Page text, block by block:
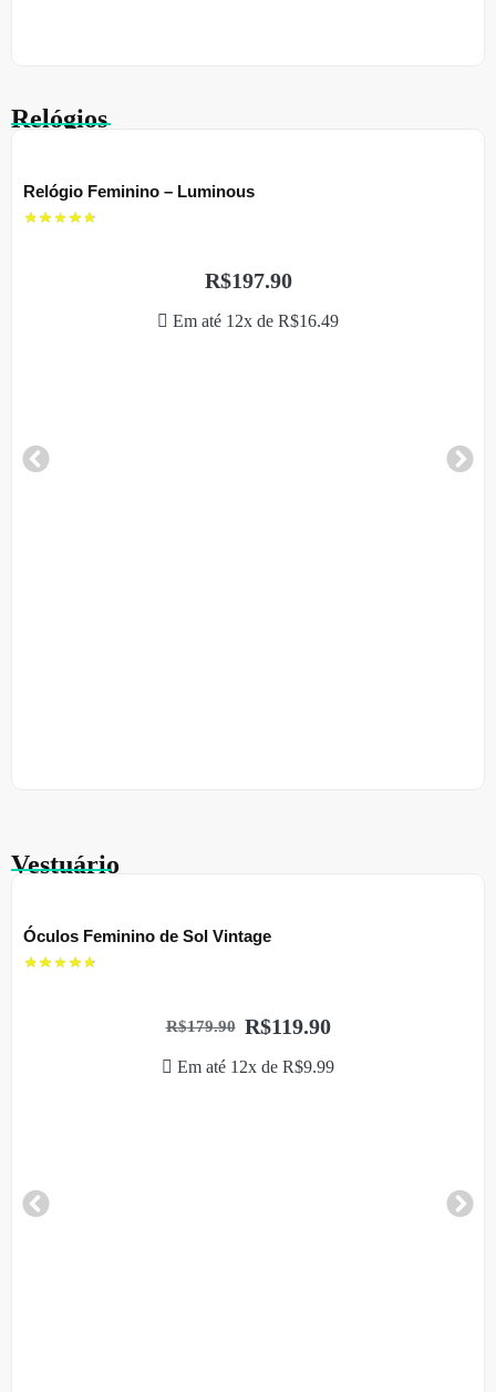
Relógios
Relógio Feminino – Luminous
R$197.90
Em até 12x de R$16.49
Vestuário
Óculos Feminino de Sol Vintage
R$179.90 R$119.90
Em até 12x de R$9.99